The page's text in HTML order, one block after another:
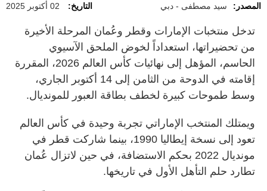
المصدر: سيد مصطفى - دبي التاريخ: 02 أكتوبر 2025
تدخل منتخبات الإمارات وقطر وعُمان المرحلة الأخيرة
من تحضيراتها، استعداداً لخوض الملحق الآسيوي
الحاسم، المؤهل إلى نهائيات كأس العالم 2026، المقررة
إقامته في الدوحة من الثامن إلى 14 أكتوبر الجاري،
وسط طموحات كبيرة لخطف بطاقة العبور للمونديال.
ويمتلك المنتخب الإماراتي تجربة وحيدة في كأس العالم
تعود إلى نسخة إيطاليا 1990، بينما شاركت قطر في
مونديال 2022 بحكم الاستضافة، في حين لاتزال عُمان
تطارد حلم التأهل الأول في تاريخها.